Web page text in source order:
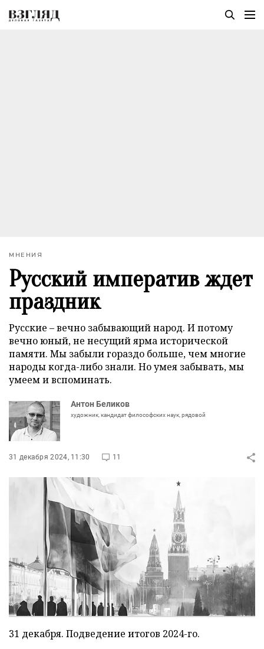
МНЕНИЯ
Русский императив ждет
праздник
Русские – вечно забывающий народ. И потому
вечно юный, не несущий ярма исторической
памяти. Мы забыли гораздо больше, чем многие
народы когда-либо знали. Но умея забывать, мы
умеем и вспоминать.
Антон Беликов
художник, кандидат философских наук, рядовой
31 декабря 2024, 11:30 11
31 декабря. Подведение итогов 2024-го.